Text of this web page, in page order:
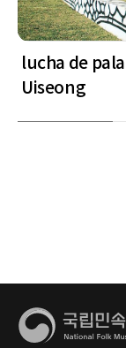
lucha de
Uiseong